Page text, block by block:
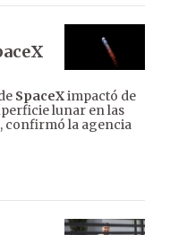
SpaceXimpactó de
lunar en las
confirmó la agencia